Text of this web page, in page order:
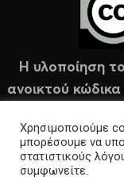
Η υλοποίηση
ανοικτού
Χρησιμοποιούμε
μπορέσουμε να
στατιστικούς
συμφωνείτε.